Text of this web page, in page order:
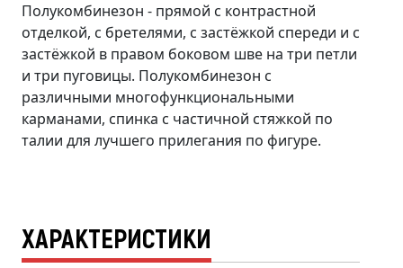
Полукомбинезон - прямой с контрастной
отделкой, с бретелями, с застёжкой спереди и с
застёжкой в правом боковом шве на три петли
и три пуговицы. Полукомбинезон с
различными многофункциональными
карманами, спинка с частичной стяжкой по
талии для лучшего прилегания по фигуре.
ХАРАКТЕРИСТИКИ